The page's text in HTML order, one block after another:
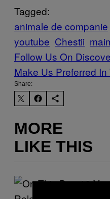
Tagged:
animale de companie
youtube Chestii
Follow Us On
Make Us Preferred In
Share:
MORE
LIKE THIS